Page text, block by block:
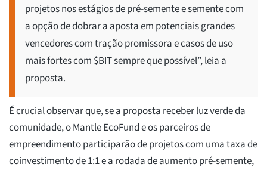
projetos nos estágios de pré-semente e semente com
a opção de dobrar a aposta em potenciais grandes
vencedores com tração promissora e casos de uso
mais fortes com $BIT sempre que possível”, leia a
proposta.
É crucial observar que, se a proposta receber luz verde da
comunidade, o Mantle EcoFund e os parceiros de
empreendimento participarão de projetos com uma taxa de
coinvestimento de 1:1 e a rodada de aumento pré-semente,